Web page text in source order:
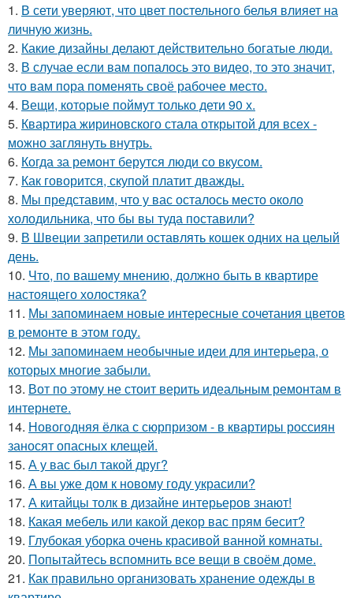
1. В сети уверяют, что цвет постельного белья влияет на
личную жизнь.
2. Какие дизайны делают действительно богатые люди.
3. В случае если вам попалось это видео, то это значит,
что вам пора поменять своё рабочее место.
4. Вещи, которые поймут только дети 90 х.
5. Квартира жириновского стала открытой для всех -
можно заглянуть внутрь.
6. Когда за ремонт берутся люди со вкусом.
7. Как говорится, скупой платит дважды.
8. Мы представим, что у вас осталось место около
холодильника, что бы вы туда поставили?
9. В Швеции запретили оставлять кошек одних на целый
день.
10. Что, по вашему мнению, должно быть в квартире
настоящего холостяка?
11. Мы запоминаем новые интересные сочетания цветов
в ремонте в этом году.
12. Мы запоминаем необычные идеи для интерьера, о
которых многие забыли.
13. Вот по этому не стоит верить идеальным ремонтам в
интернете.
14. Новогодняя ёлка с сюрпризом - в квартиры россиян
заносят опасных клещей.
15. А у вас был такой друг?
16. А вы уже дом к новому году украсили?
17. А китайцы толк в дизайне интерьеров знают!
18. Какая мебель или какой декор вас прям бесит?
19. Глубокая уборка очень красивой ванной комнаты.
20. Попытайтесь вспомнить все вещи в своём доме.
21. Как правильно организовать хранение одежды в